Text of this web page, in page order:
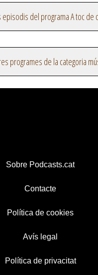
episodis del programa A toc de
programes de la categoria
Sobre Podcasts.cat
Contacte
Política de cookies
Avís legal
Política de privacitat